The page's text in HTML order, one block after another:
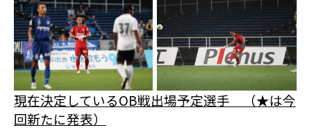
現在決定しているOB戦出場予定選手 （★は今
回新たに発表）